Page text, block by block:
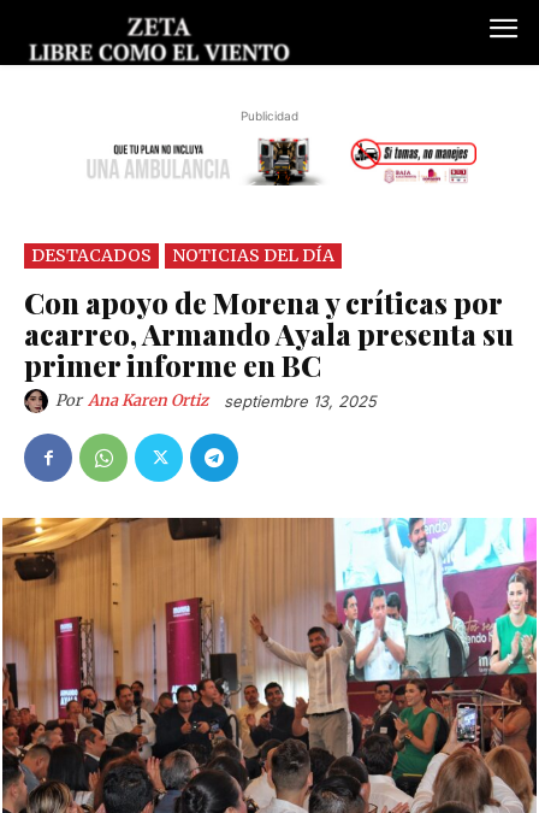
Publicidad
DESTACADOS NOTICIAS DEL DÍA
Con apoyo de Morena y críticas por
acarreo, Armando Ayala presenta su
primer informe en BC
Por Ana Karen Ortiz septiembre 13, 2025